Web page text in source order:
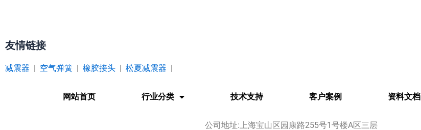
友情链接
减震器 | 空气弹簧 | 橡胶接头 | 松夏减震器 |
网站首页 行业分类 技术支持 客户案例 资料文档
公司地址:上海宝山区园康路255号1号楼A区三层